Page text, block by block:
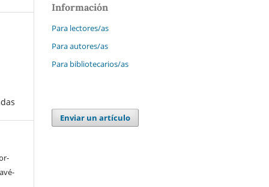
Información
Para lectores/as
Para autores/as
Para bibliotecarios/as
Enviar un artículo